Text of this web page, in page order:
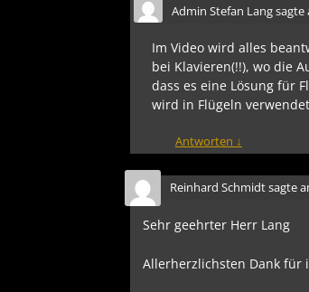
Admin Stefan Langsagte
Im Video wird alles
bei Klavieren(!!), wo die
dass es eine Lösung für
wird in Flügeln
Antworten ↓
Reinhard Schmidtsagte
Sehr geehrter Herr Lang
Allerherzlichsten Dank für